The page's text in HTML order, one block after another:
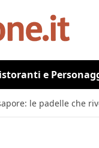
e
le padelle che